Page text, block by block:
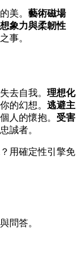
美。 藝術磁場
想象力與柔韌性
事。
去自我。 理想化
的幻想。 逃避主
人的懷抱。 受害
誠者。
用確定性引擎免
問答。